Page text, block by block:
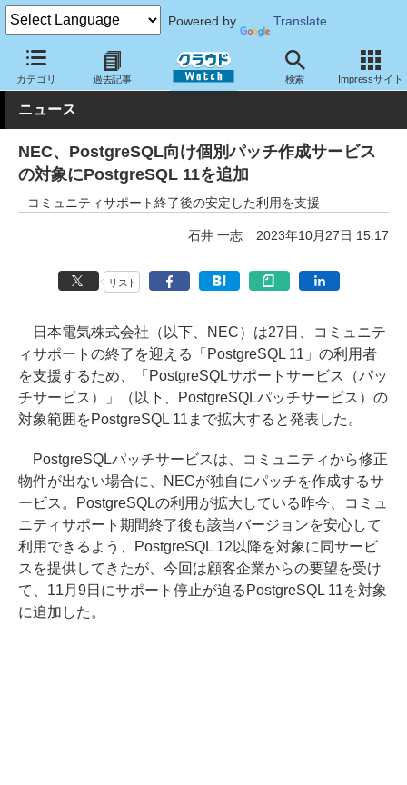
Powered by Translate
カテゴリ 過去記事 検索 Impressサイト
クラウド Watch サービス・ソフト サービス サポート・保守
ニュース
NEC、PostgreSQL向け個別パッチ作成サービス
の対象にPostgreSQL 11を追加
コミュニティサポート終了後の安定した利用を支援
石井 一志 2023年10月27日 15:17
リスト
日本電気株式会社（以下、NEC）は27日、コミュニテ
ィサポートの終了を迎える「PostgreSQL 11」の利用者
を支援するため、「PostgreSQLサポートサービス（パッ
チサービス）」（以下、PostgreSQLパッチサービス）の
対象範囲をPostgreSQL 11まで拡大すると発表した。
PostgreSQLパッチサービスは、コミュニティから修正
物件が出ない場合に、NECが独自にパッチを作成するサ
ービス。PostgreSQLの利用が拡大している昨今、コミュ
ニティサポート期間終了後も該当バージョンを安心して
利用できるよう、PostgreSQL 12以降を対象に同サービ
スを提供してきたが、今回は顧客企業からの要望を受け
て、11月9日にサポート停止が迫るPostgreSQL 11を対象
に追加した。